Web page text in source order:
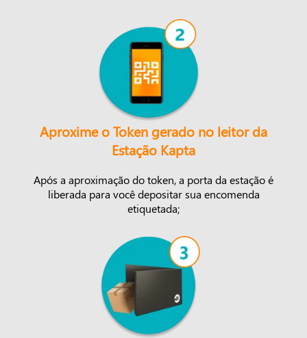
Aproxime o Token gerado no leitor da
Estação Kapta
Após a aproximação do token, a porta da estação é
liberada para você depositar sua encomenda
etiquetada;